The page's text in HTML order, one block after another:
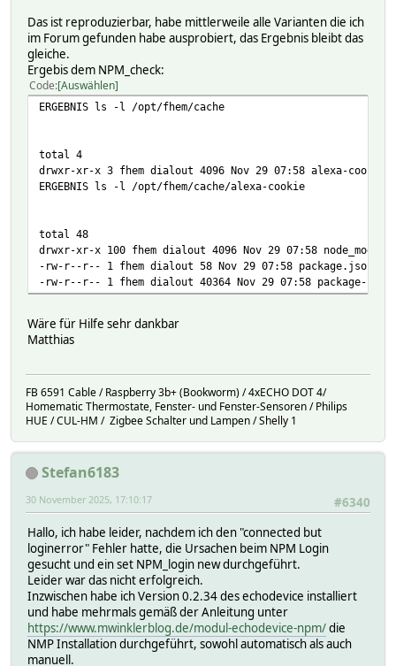
Das ist reproduzierbar, habe mittlerweile alle Varianten die ich
im Forum gefunden habe ausprobiert, das Ergebnis bleibt das
gleiche.
Ergebis dem NPM_check:
Code Auswählen
ERGEBNIS ls -l /opt/fhem/cache
total 4
drwxr-xr-x 3 fhem dialout 4096 Nov 29 07:58 alexa-cookie
ERGEBNIS ls -l /opt/fhem/cache/alexa-cookie
total 48
drwxr-xr-x 100 fhem dialout 4096 Nov 29 07:58
-rw-r--r-- 1 fhem dialout 58 Nov 29 07:58 package.json
-rw-r--r-- 1 fhem dialout 40364 Nov 29 07:58 package-
Wäre für Hilfe sehr dankbar
Matthias
FB 6591 Cable / Raspberry 3b+ (Bookworm) / 4xECHO DOT 4/
Homematic Thermostate, Fenster- und Fenster-Sensoren / Philips
HUE / CUL-HM / Zigbee Schalter und Lampen / Shelly 1
Stefan6183
#6340
30 November 2025, 17:10:17
Hallo, ich habe leider, nachdem ich den "connected but
loginerror" Fehler hatte, die Ursachen beim NPM Login
gesucht und ein set NPM_login new durchgeführt.
Leider war das nicht erfolgreich.
Inzwischen habe ich Version 0.2.34 des echodevice installiert
und habe mehrmals gemäß der Anleitung unter
https://www.mwinklerblog.de/modul-echodevice-npm/die
NMP Installation durchgeführt, sowohl automatisch als auch
manuell.